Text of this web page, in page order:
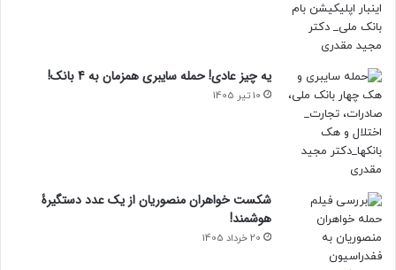
یه چیز عادی! حمله سایبری همزمان به 4 بانک!
10 تیر 1405
شکست خواهران منصوریان از یک عدد دستگیرۀ
هوشمند!
20 خرداد 1405